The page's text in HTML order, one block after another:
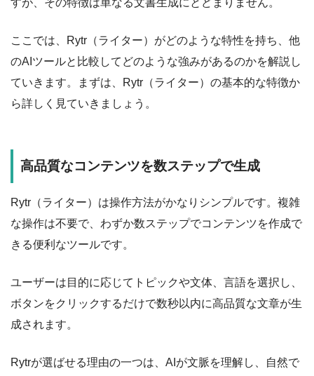
ここでは、Rytr（ライター）がどのような特性を持ち、他
のAIツールと比較してどのような強みがあるのかを解説し
ていきます。まずは、Rytr（ライター）の基本的な特徴か
ら詳しく見ていきましょう。
高品質なコンテンツを数ステップで生成
Rytr（ライター）は操作方法がかなりシンプルです。複雑
な操作は不要で、わずか数ステップでコンテンツを作成で
きる便利なツールです。
ユーザーは目的に応じてトピックや文体、言語を選択し、
ボタンをクリックするだけで数秒以内に高品質な文章が生
成されます。
Rytrが選ばせる理由の一つは、AIが文脈を理解し、自然で